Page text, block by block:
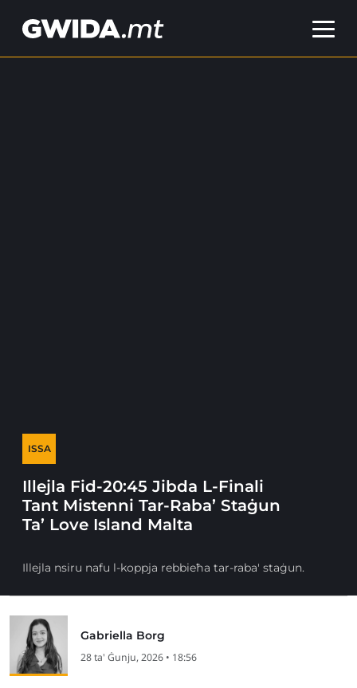
ISSA
Illejla Fid-20:45 Jibda L-Finali
Tant Mistenni Tar-Raba’ Staġun
Ta’ Love Island Malta
Illejla nsiru nafu l-koppja rebbieħa tar-raba' staġun.
Gabriella Borg
28 ta' Ġunju, 2026 • 18:56